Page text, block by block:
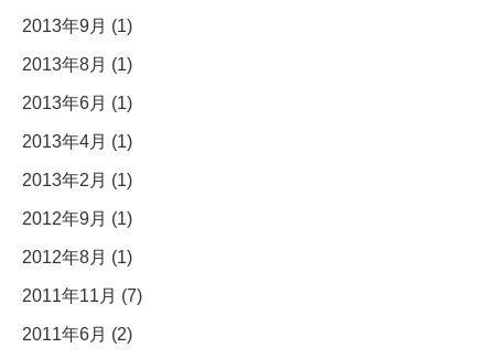
2013年9月 (1)
2013年8月 (1)
2013年6月 (1)
2013年4月 (1)
2013年2月 (1)
2012年9月 (1)
2012年8月 (1)
2011年11月 (7)
2011年6月 (2)